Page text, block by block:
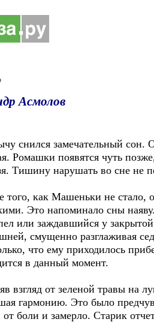
Асмолов
снился замечательный сон.
Ромашки появятся чуть
Тишину нарушать во сне не
того, как Машеньки не стало,
Это напоминало сны
или заждавшийся у
смущенно разглаживая
что ему приходилось
в данный момент.
взгляд от зеленой травы на
гармонию. Это было
от боли и замерло. Старик